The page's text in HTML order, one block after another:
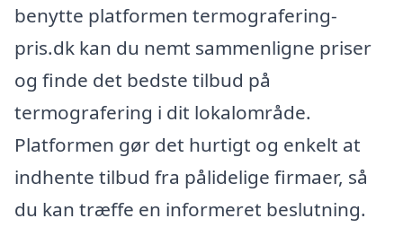
benytte platformen termografering-
pris.dk kan du nemt sammenligne priser
og finde det bedste tilbud på
termografering i dit lokalområde.
Platformen gør det hurtigt og enkelt at
indhente tilbud fra pålidelige firmaer, så
du kan træffe en informeret beslutning.